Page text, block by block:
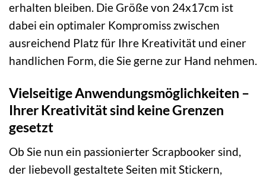
erhalten bleiben. Die Größe von 24x17cm ist
dabei ein optimaler Kompromiss zwischen
ausreichend Platz für Ihre Kreativität und einer
handlichen Form, die Sie gerne zur Hand nehmen.
Vielseitige Anwendungsmöglichkeiten –
Ihrer Kreativität sind keine Grenzen
gesetzt
Ob Sie nun ein passionierter Scrapbooker sind,
der liebevoll gestaltete Seiten mit Stickern,